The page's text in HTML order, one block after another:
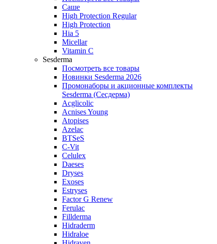
Саше
High Protection Regular
High Protection
Hia 5
Micellar
Vitamin C
Sesderma
Посмотреть все товары
Новинки Sesderma 2026
Промонаборы и акционные комплекты
Sesderma (Сесдерма)
Acglicolic
Acnises Young
Atopises
Azelac
BTSeS
C‑Vit
Celulex
Daeses
Dryses
Exoses
Estryses
Factor G Renew
Ferulac
Fillderma
Hidraderm
Hidraloe